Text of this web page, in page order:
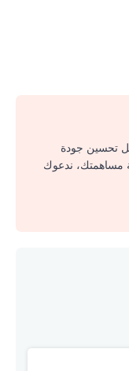
تحسين جودة
مساهمتك، ندعوك